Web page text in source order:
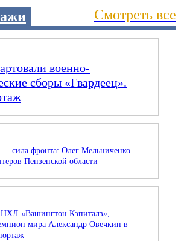
Смотреть все
военно-
сборы «Гвардеец».
— сила фронта: Олег Мельниченко
Пензенской области
НХЛ «Вашингтон Кэпиталз»,
мира Александр Овечкин в